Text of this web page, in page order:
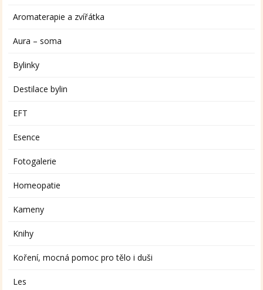
Aromaterapie a zvířátka
Aura – soma
Bylinky
Destilace bylin
EFT
Esence
Fotogalerie
Homeopatie
Kameny
Knihy
Koření, mocná pomoc pro tělo i duši
Les